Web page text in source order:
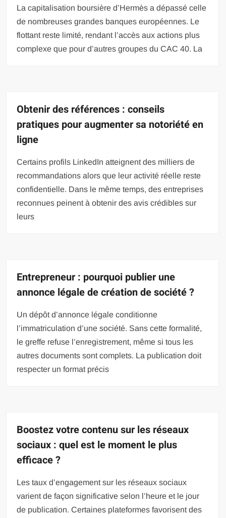
La capitalisation boursière d’Hermès a dépassé celle
de nombreuses grandes banques européennes. Le
flottant reste limité, rendant l’accès aux actions plus
complexe que pour d’autres groupes du CAC 40. La
Obtenir des références : conseils
pratiques pour augmenter sa notoriété en
ligne
Certains profils LinkedIn atteignent des milliers de
recommandations alors que leur activité réelle reste
confidentielle. Dans le même temps, des entreprises
reconnues peinent à obtenir des avis crédibles sur
leurs
Entrepreneur : pourquoi publier une
annonce légale de création de société ?
Un dépôt d’annonce légale conditionne
l’immatriculation d’une société. Sans cette formalité,
le greffe refuse l’enregistrement, même si tous les
autres documents sont complets. La publication doit
respecter un format précis
Boostez votre contenu sur les réseaux
sociaux : quel est le moment le plus
efficace ?
Les taux d’engagement sur les réseaux sociaux
varient de façon significative selon l’heure et le jour
de publication. Certaines plateformes favorisent des